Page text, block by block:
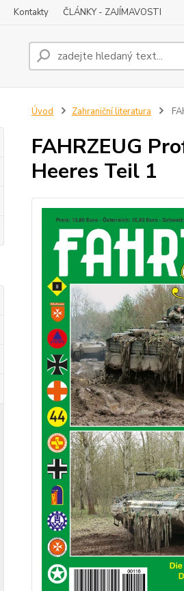
Kontakty ČLÁNKY - ZAJÍMAVOSTI
Úvod Zahraniční literatura
FAHRZEUG
Heeres Teil 1